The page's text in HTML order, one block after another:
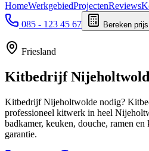
HomeWerkgebiedProjectenReviews
085 - 123 45 67
Bereken prijs
Friesland
Kitbedrijf
Kitbedrijf Nijeholtwolde nodig?
professioneel kitwerk in heel
badkamer, keuken, douche, ramen
garantie.